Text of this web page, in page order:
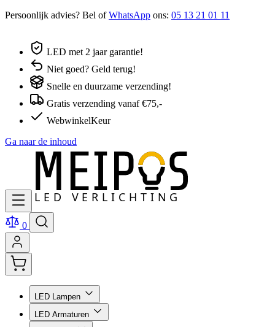
Persoonlijk advies? Bel ofWhatsApp ons: 05 13 21 01 11
LED met 2 jaar garantie!
Niet goed? Geld terug!
Snelle en duurzame verzending!
Gratis verzending vanaf €75,-
WebwinkelKeur
Ga naar de inhoud
0
LED Lampen
LED Armaturen